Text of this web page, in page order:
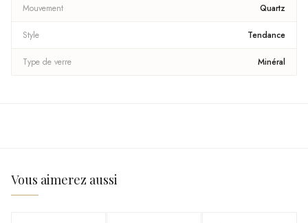
Mouvement Quartz
Style Tendance
Type de verre Minéral
Vous aimerez aussi